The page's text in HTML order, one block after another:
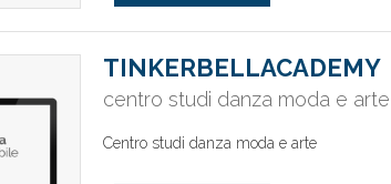
TINKERBELLACADEMY
centro studi danza moda e arte
Centro studi danza moda e arte